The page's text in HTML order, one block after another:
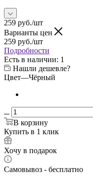
259 руб./шт
Варианты цен
259 руб./шт
Подробности
Есть в наличии: 1
Нашли дешевле?
Цвет—Чёрный
В корзину
Купить в 1 клик
Хочу в подарок
Самовывоз - бесплатно